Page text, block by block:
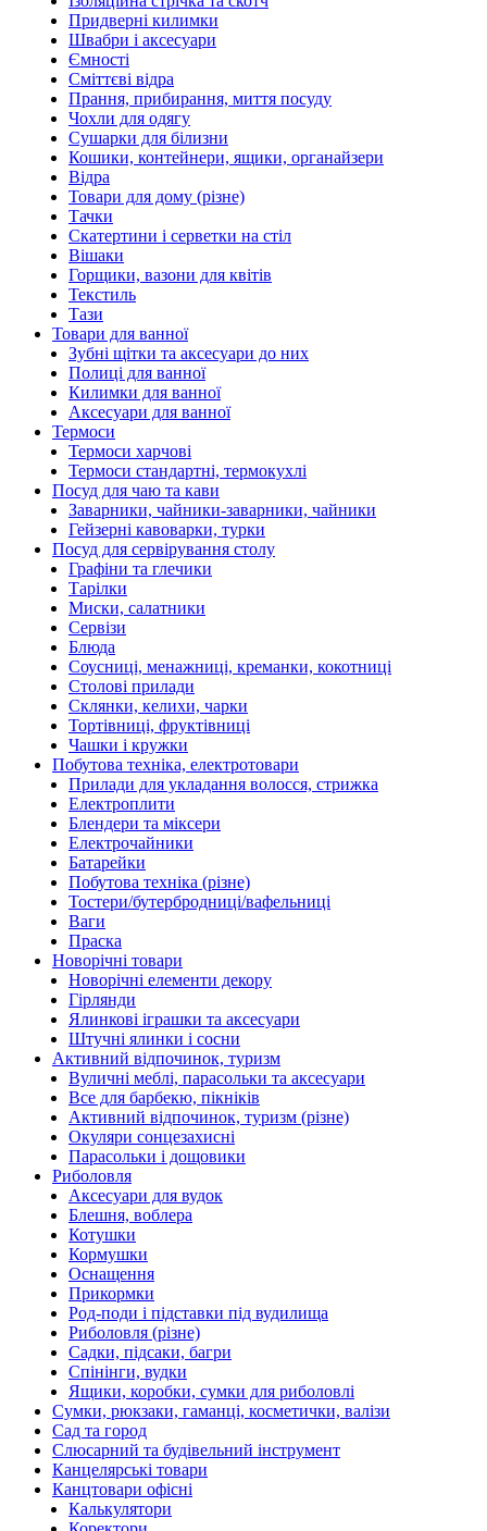
Придверні килимки
Швабри і аксесуари
Ємності
Сміттєві відра
Прання, прибирання, миття посуду
Чохли для одягу
Сушарки для білизни
Кошики, контейнери, ящики, органайзери
Відра
Товари для дому (різне)
Тачки
Скатертини і серветки на стіл
Вішаки
Горщики, вазони для квітів
Текстиль
Тази
Товари для ванної
Зубні щітки та аксесуари до них
Полиці для ванної
Килимки для ванної
Аксесуари для ванної
Термоси
Термоси харчові
Термоси стандартні, термокухлі
Посуд для чаю та кави
Заварники, чайники-заварники, чайники
Гейзерні кавоварки, турки
Посуд для сервірування столу
Графіни та глечики
Тарілки
Миски, салатники
Сервізи
Блюда
Соусниці, менажниці, креманки, кокотниці
Столові прилади
Склянки, келихи, чарки
Тортівниці, фруктівниці
Чашки і кружки
Побутова техніка, електротовари
Прилади для укладання волосся, стрижка
Електроплити
Блендери та міксери
Електрочайники
Батарейки
Побутова техніка (різне)
Тостери/бутербродниці/вафельниці
Ваги
Праска
Новорічні товари
Новорічні елементи декору
Гірлянди
Ялинкові іграшки та аксесуари
Штучні ялинки і сосни
Активний відпочинок, туризм
Вуличні меблі, парасольки та аксесуари
Все для барбекю, пікніків
Активний відпочинок, туризм (різне)
Окуляри сонцезахисні
Парасольки і дощовики
Риболовля
Аксесуари для вудок
Блешня, воблера
Котушки
Кормушки
Оснащення
Прикормки
Род-поди і підставки під вудилища
Риболовля (різне)
Садки, підсаки, багри
Спінінги, вудки
Ящики, коробки, сумки для риболовлі
Сумки, рюкзаки, гаманці, косметички, валізи
Сад та город
Слюсарний та будівельний інструмент
Канцелярські товари
Канцтовари офісні
Калькулятори